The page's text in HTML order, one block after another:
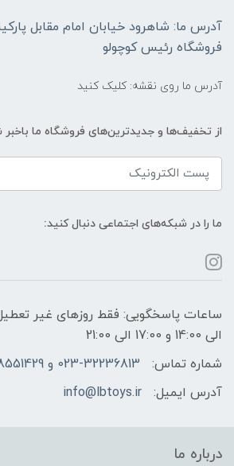
آدرس ما: شاهرود خیابان امام مقابل
فروشگاه رئیس کوچولو
آدرس ما روی نقشه: کلیک کنید
از تخفیف‌ها و جدیدترین‌های فروشگاه ما
ما را در شبکه‌های اجتماعی دنبال کنید:
الی 14:00 و 17:00 الی 21:00
شماره تماس:
023-32236813 و 09198551429
آدرس ایمیل:
info@lbtoys.ir
درباره ما